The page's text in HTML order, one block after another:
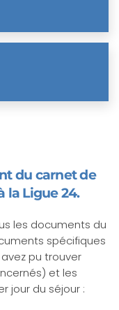
du carnet de
la Ligue 24.
les documents du
spécifiques
pu trouver
et les
jour du séjour :